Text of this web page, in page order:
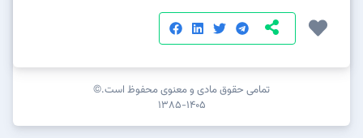
تمامی حقوق مادی و معنوی محفوظ است.©
۱۳۸۵-۱۴۰۵